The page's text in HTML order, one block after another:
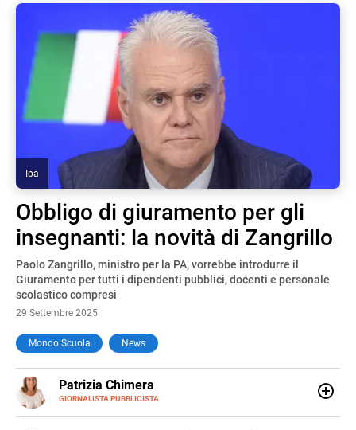
Ipa
Obbligo di giuramento per gli
insegnanti: la novità di Zangrillo
Paolo Zangrillo, ministro per la PA, vorrebbe introdurre il
Giuramento per tutti i dipendenti pubblici, docenti e personale
scolastico compresi
29 Settembre 2025
Mondo Scuola News
Patrizia Chimera
GIORNALISTA PUBBLICISTA
E-
MAIL
LINKEDIN